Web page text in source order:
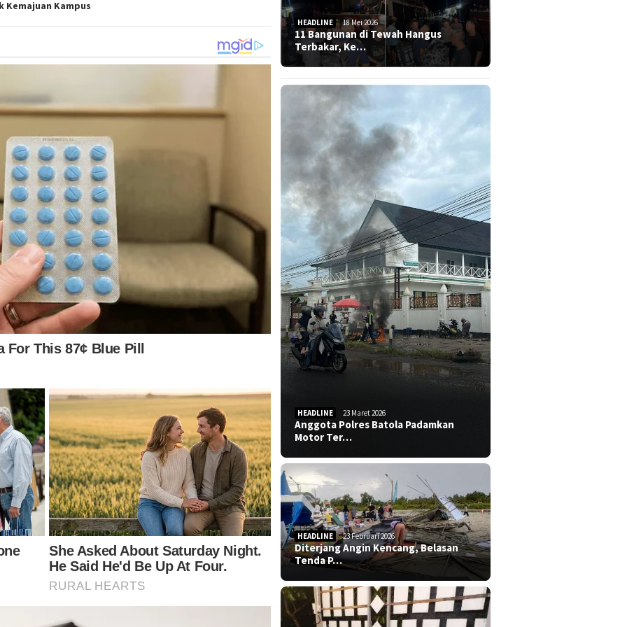
Kemajuan Kampus
HEADLINE 18 Mei 2026
11 Bangunan di Tewah Hangus
Terbakar, Ke…
HEADLINE 23 Maret 2026
Anggota Polres Batola Padamkan
Motor Ter…
HEADLINE 23 Februari 2026
Diterjang Angin Kencang, Belasan
Tenda P…